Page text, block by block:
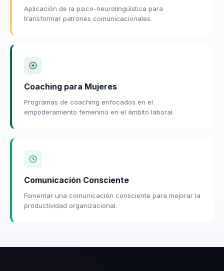
Aplicación de la psico-neurolingüística para
transformar patrones comunicacionales.
Coaching para Mujeres
Programas de coaching enfocados en el
empoderamiento femenino en el ámbito laboral.
Comunicación Consciente
Fomentar una comunicación consciente para mejorar la
productividad organizacional.